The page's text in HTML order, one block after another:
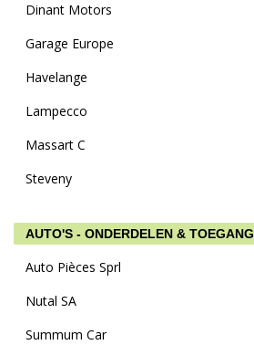
Dinant Motors
Garage Europe
Havelange
Lampecco
Massart C
Steveny
AUTO'S - ONDERDELEN & TOEGANG
Auto Pièces Sprl
Nutal SA
Summum Car